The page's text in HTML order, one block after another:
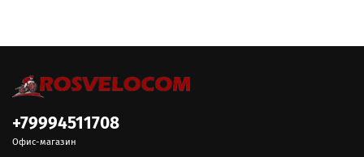
+79994511708
Офис-магазин